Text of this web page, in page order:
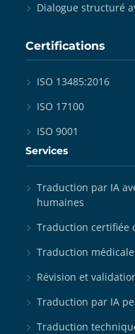
Dialogue structuré
Certifications
ISO 13485:2016
ISO 17100
ISO 9001
Services
Traduction par IA
humaines
Traduction certifiée
Traduction médicale
Révision et
Traduction par IA
Traduction